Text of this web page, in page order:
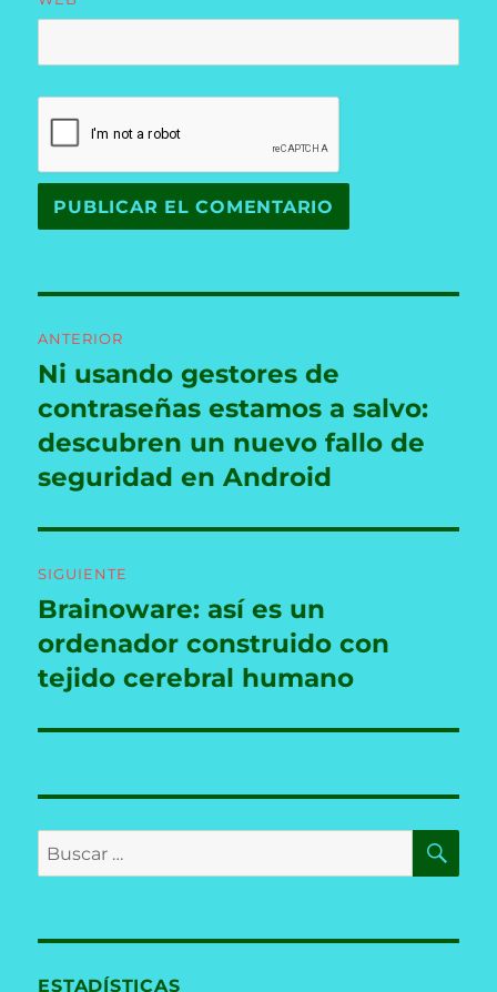
de
entradas
ANTERIOR
Entrada
anterior:
Ni usando gestores de
contraseñas estamos a salvo:
descubren un nuevo fallo de
seguridad en Android
SIGUIENTE
Entrada
siguiente:
Brainoware: así es un
ordenador construido con
tejido cerebral humano
Buscar
por:
ESTADÍSTICAS